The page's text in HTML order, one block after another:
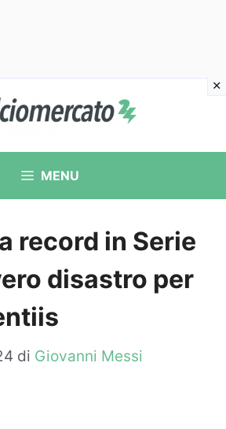
MENU
record in Serie
disastro per
di Giovanni Messi